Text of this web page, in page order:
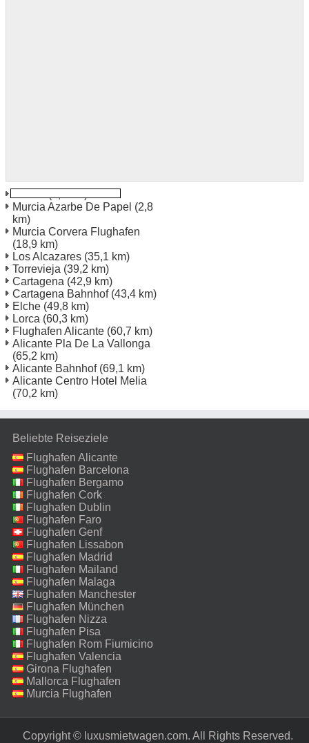
Murcia(0,9 km)
Murcia Azarbe De Papel (2,8
km)
Murcia Corvera Flughafen
(18,9 km)
Los Alcazares (35,1 km)
Torrevieja (39,2 km)
Cartagena (42,9 km)
Cartagena Bahnhof(43,4 km)
Elche (49,8 km)
Lorca (60,3 km)
Flughafen Alicante (60,7 km)
Alicante Pla De La Vallonga
(65,2 km)
Alicante Bahnhof(69,1 km)
Alicante Centro Hotel Melia
(70,2 km)
Beliebte Reiseziele
Flughafen Alicante
Flughafen Barcelona
Flughafen Bergamo
Flughafen Cork
Flughafen Dublin
Flughafen Faro
Flughafen Genf
Flughafen Lissabon
Flughafen Madrid
Flughafen Mailand
Malpensa
Flughafen Malaga
Flughafen Manchester
Flughafen München
Flughafen Nizza
Flughafen Pisa
Flughafen Rom Fiumicino
Flughafen Valencia
Girona Flughafen
Mallorca Flughafen
Murcia Flughafen
Copyright © luxusmietwagen.com. All Rights Reserved.‎